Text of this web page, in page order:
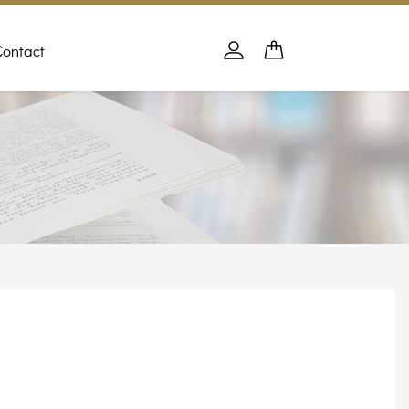
Panier
Se connecter
PANIER